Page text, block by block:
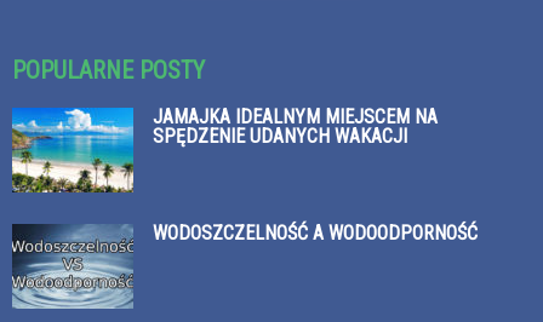
POPULARNE POSTY
JAMAJKA IDEALNYM MIEJSCEM NA
SPĘDZENIE UDANYCH WAKACJI
WODOSZCZELNOŚĆ A WODOODPORNOŚĆ